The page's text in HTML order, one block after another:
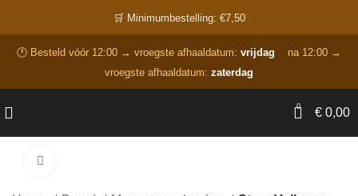
🛒 Minimumbestelling: €7,50
🕐 Besteld vóór 12:00 → vroegste afhaaldatum: vrijdag
na 12:00 →
vroegste afhaaldatum: zaterdag
0 € 0,00